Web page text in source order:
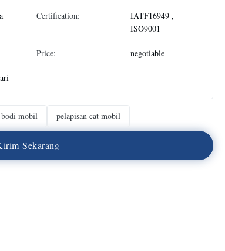
Certification:
IATF16949 ,
ISO9001
Price: negotiable
bodi mobil pelapisan cat mobil
irim Sekarang